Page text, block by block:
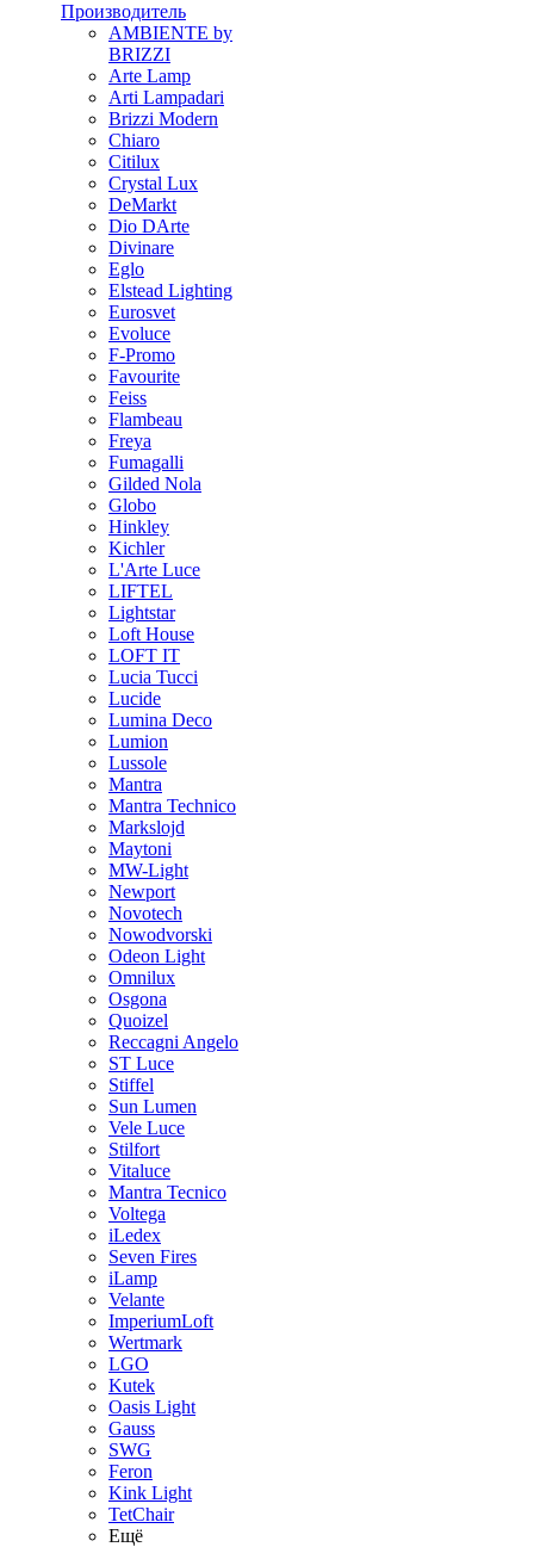
Производитель
AMBIENTE by
BRIZZI
Arte Lamp
Arti Lampadari
Brizzi Modern
Chiaro
Citilux
Crystal Lux
DeMarkt
Dio DArte
Divinare
Eglo
Elstead Lighting
Eurosvet
Evoluce
F-Promo
Favourite
Feiss
Flambeau
Freya
Fumagalli
Gilded Nola
Globo
Hinkley
Kichler
L'Arte Luce
LIFTEL
Lightstar
Loft House
LOFT IT
Lucia Tucci
Lucide
Lumina Deco
Lumion
Lussole
Mantra
Mantra Technico
Markslojd
Maytoni
MW-Light
Newport
Novotech
Nowodvorski
Odeon Light
Omnilux
Osgona
Quoizel
Reccagni Angelo
ST Luce
Stiffel
Sun Lumen
Vele Luce
Stilfort
Vitaluce
Mantra Tecnico
Voltega
iLedex
Seven Fires
iLamp
Velante
ImperiumLoft
Wertmark
LGO
Kutek
Oasis Light
Gauss
SWG
Feron
Kink Light
TetСhair
Ещё